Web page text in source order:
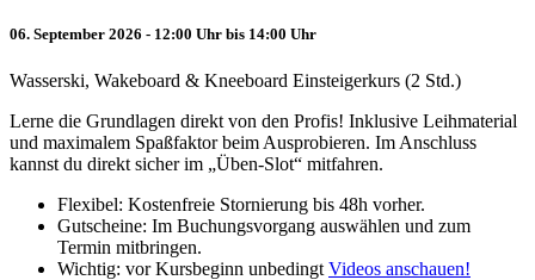
06. September 2026 - 12:00 Uhr bis 14:00 Uhr
Wasserski, Wakeboard & Kneeboard Einsteigerkurs (2 Std.)
Lerne die Grundlagen direkt von den Profis! Inklusive Leihmaterial
und maximalem Spaßfaktor beim Ausprobieren. Im Anschluss
kannst du direkt sicher im „Üben-Slot“ mitfahren.
Flexibel: Kostenfreie Stornierung bis 48h vorher.
Gutscheine: Im Buchungsvorgang auswählen und zum
Termin mitbringen.
Wichtig: vor Kursbeginn unbedingt Videos anschauen!